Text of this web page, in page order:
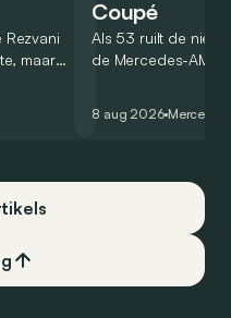
Rezvani
maar
Coupé
Als 53 ruilt de
de Mercedes-AMG
8 aug 2026 Mercedes